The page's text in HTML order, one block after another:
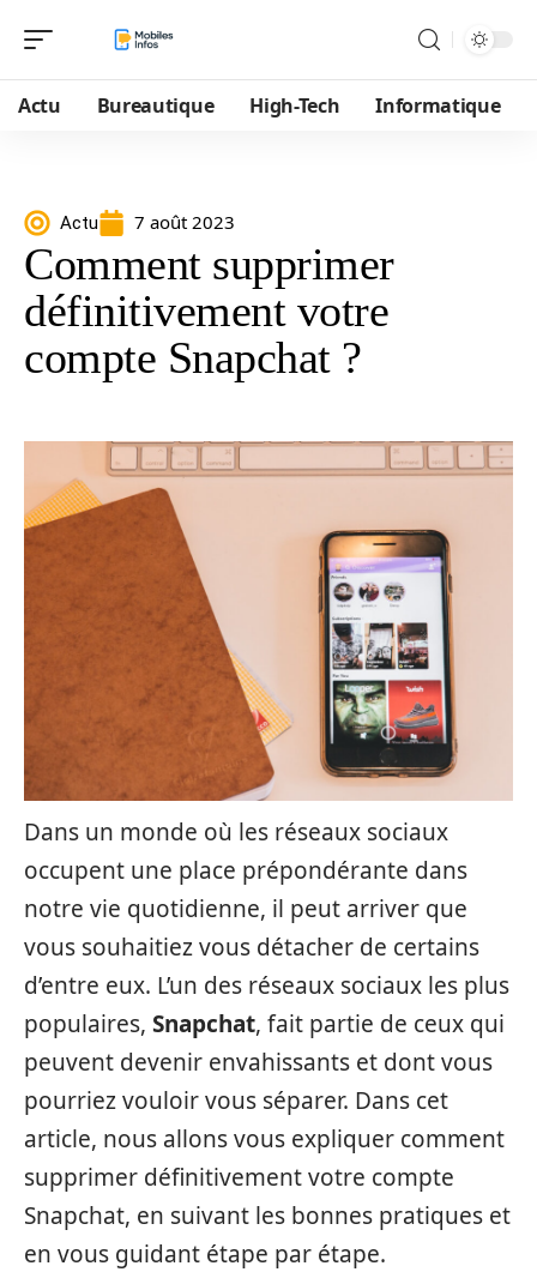
Actu Bureautique High-Tech Informatique
Actu 7 août 2023
Comment supprimer
définitivement votre
compte Snapchat ?
Dans un monde où les réseaux sociaux
occupent une place prépondérante dans
notre vie quotidienne, il peut arriver que
vous souhaitiez vous détacher de certains
d’entre eux. L’un des réseaux sociaux les plus
populaires, Snapchat, fait partie de ceux qui
peuvent devenir envahissants et dont vous
pourriez vouloir vous séparer. Dans cet
article, nous allons vous expliquer comment
supprimer définitivement votre compte
Snapchat, en suivant les bonnes pratiques et
en vous guidant étape par étape.